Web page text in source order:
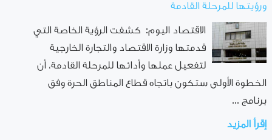
ورؤيتها للمرحلة القادمة
الاقتصاد اليوم: كشفت الرؤية الخاصة التي
قدمتها وزارة الاقتصاد والتجارة الخارجية
لتفعيل عملها وأدائها للمرحلة القادمة، أن
الخطوة الأولى ستكون باتجاه قطاع المناطق الحرة وفق
برنامج ...
إقرأ المزيد